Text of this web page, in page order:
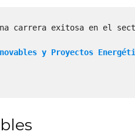
carrera exitosa en el
y Proyectos